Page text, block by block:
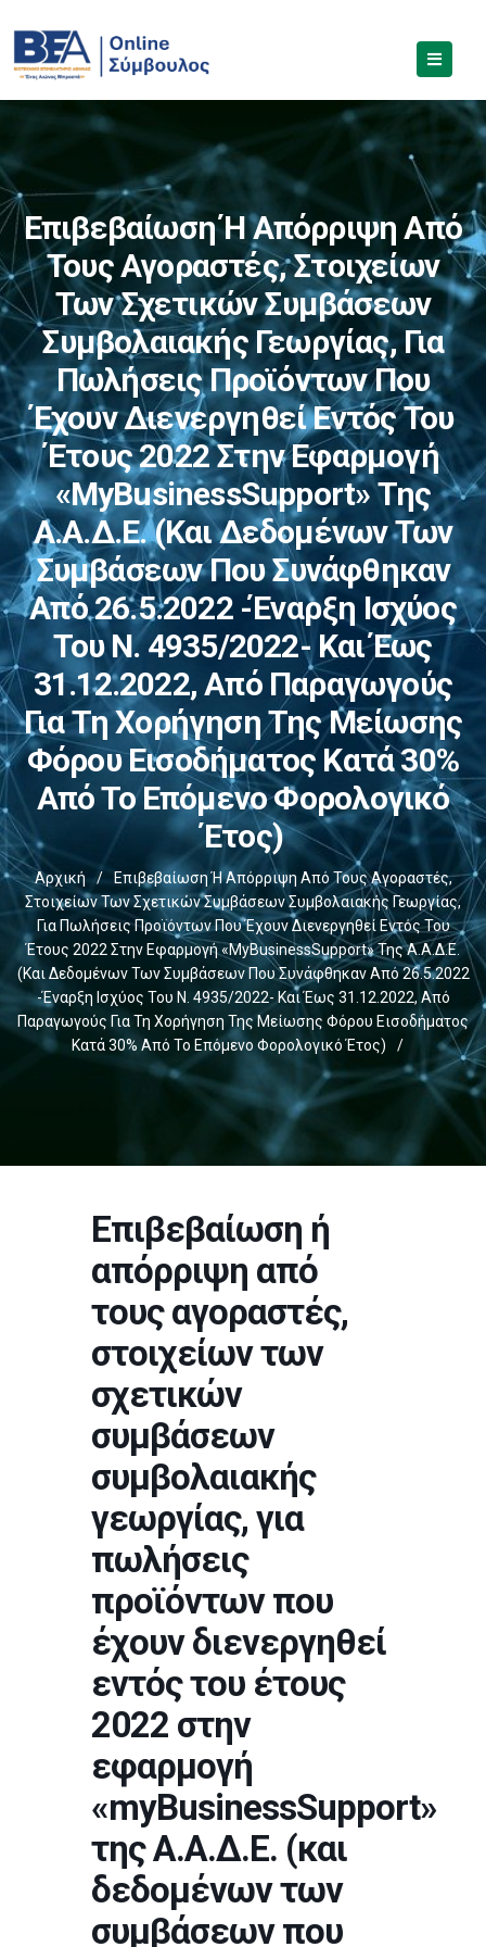
Επιβεβαίωση Ή Απόρριψη Από
Τους Αγοραστές, Στοιχείων
Των Σχετικών Συμβάσεων
Συμβολαιακής Γεωργίας, Για
Πωλήσεις Προϊόντων Που
Έχουν Διενεργηθεί Εντός Του
Έτους 2022 Στην Εφαρμογή
«myBusinessSupport» Της
Α.Α.Δ.Ε. (και Δεδομένων Των
Συμβάσεων Που Συνάφθηκαν
Από 26.5.2022 -έναρξη Ισχύος
Του Ν. 4935/2022- Και Έως
31.12.2022, Από Παραγωγούς
Για Τη Χορήγηση Της Μείωσης
Φόρου Εισοδήματος Κατά 30%
Από Το Επόμενο Φορολογικό
Έτος)
Αρχική /
Επιβεβαίωση Ή Απόρριψη Από Τους Αγοραστές,
Στοιχείων Των Σχετικών Συμβάσεων Συμβολαιακής Γεωργίας,
Για Πωλήσεις Προϊόντων Που Έχουν Διενεργηθεί Εντός Του
Έτους 2022 Στην Εφαρμογή «myBusinessSupport» Της Α.Α.Δ.Ε.
(και Δεδομένων Των Συμβάσεων Που Συνάφθηκαν Από 26.5.2022
-έναρξη Ισχύος Του Ν. 4935/2022- Και Έως 31.12.2022, Από
Παραγωγούς Για Τη Χορήγηση Της Μείωσης Φόρου Εισοδήματος
Κατά 30% Από Το Επόμενο Φορολογικό Έτος)
/
Επιβεβαίωση ή
απόρριψη από
τους αγοραστές,
στοιχείων των
σχετικών
συμβάσεων
συμβολαιακής
γεωργίας, για
πωλήσεις
προϊόντων που
έχουν διενεργηθεί
εντός του έτους
2022 στην
εφαρμογή
«myBusinessSupport»
της Α.Α.Δ.Ε. (και
δεδομένων των
συμβάσεων που